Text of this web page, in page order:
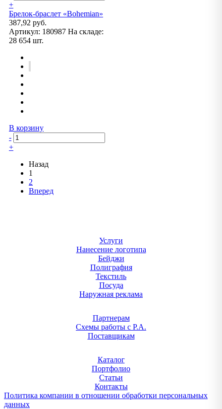
+
Брелок-браслет «Bohemian»
387,92 руб.
Артикул: 180987 На складе:
28 654 шт.
В корзину
-
+
Назад
1
2
Вперед
Услуги
Нанесение логотипа
Бейджи
Полиграфия
Текстиль
Посуда
Наружная реклама
Партнерам
Схемы работы с Р.А.
Поставщикам
Каталог
Портфолио
Статьи
Контакты
Политика компании в отношении обработки персональных
данных